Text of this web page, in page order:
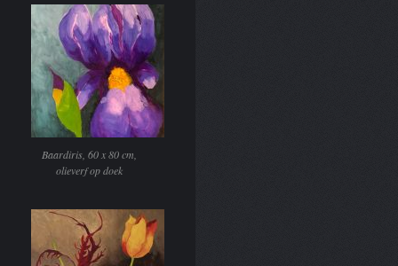
Baardiris, 60 x 80 cm,
olieverf op doek